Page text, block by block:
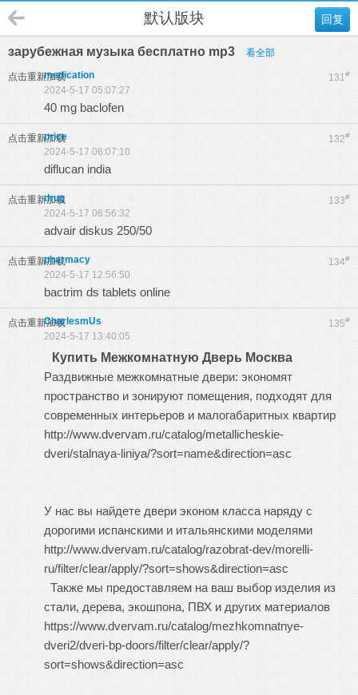
回复
默认版块
зарубежная музыка бесплатно mp3 看全部
点击重新加载 131#
medication
2024-5-17 05:07:27
40 mg baclofen
点击重新加载 132#
price
2024-5-17 06:07:10
diflucan india
点击重新加载 133#
drug
2024-5-17 06:56:32
advair diskus 250/50
点击重新加载 134#
pharmacy
2024-5-17 12:56:50
bactrim ds tablets online
点击重新加载 135#
CharlesmUs
2024-5-17 13:40:05
Купить Межкомнатную Дверь Москва
Раздвижные межкомнатные двери: экономят
пространство и зонируют помещения, подходят для
современных интерьеров и малогабаритных квартир
http://www.dvervam.ru/catalog/metallicheskie-
dveri/stalnaya-liniya/?sort=name&direction=asc
У нас вы найдете двери эконом класса наряду с
дорогими испанскими и итальянскими моделями
http://www.dvervam.ru/catalog/razobrat-dev/morelli-
ru/filter/clear/apply/?sort=shows&direction=asc
Также мы предоставляем на ваш выбор изделия из
стали, дерева, экошпона, ПВХ и других материалов
https://www.dvervam.ru/catalog/mezhkomnatnye-
dveri2/dveri-bp-doors/filter/clear/apply/?
sort=shows&direction=asc